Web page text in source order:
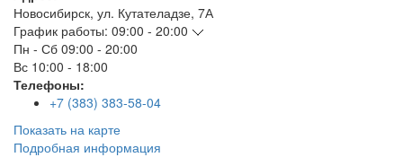
Новосибирск, ул. Кутателадзе, 7А
График работы: 09:00 - 20:00
Пн - Сб 09:00 - 20:00
Вс 10:00 - 18:00
Телефоны:
+7 (383) 383-58-04
Показать на карте
Подробная информация